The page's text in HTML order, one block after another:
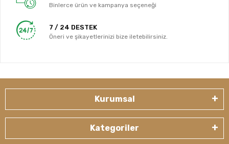
Binlerce ürün ve kampanya seçeneği
7 / 24 DESTEK
Öneri ve şikayetlerinizi bize iletebilirsiniz.
Kurumsal
Kategoriler